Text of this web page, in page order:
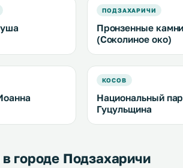
ПОДЗАХАРИЧИ
Пронзенные камни
(Соколиное око)
КОСОВ
Национальный
Гуцульщина
городе Подзахаричи